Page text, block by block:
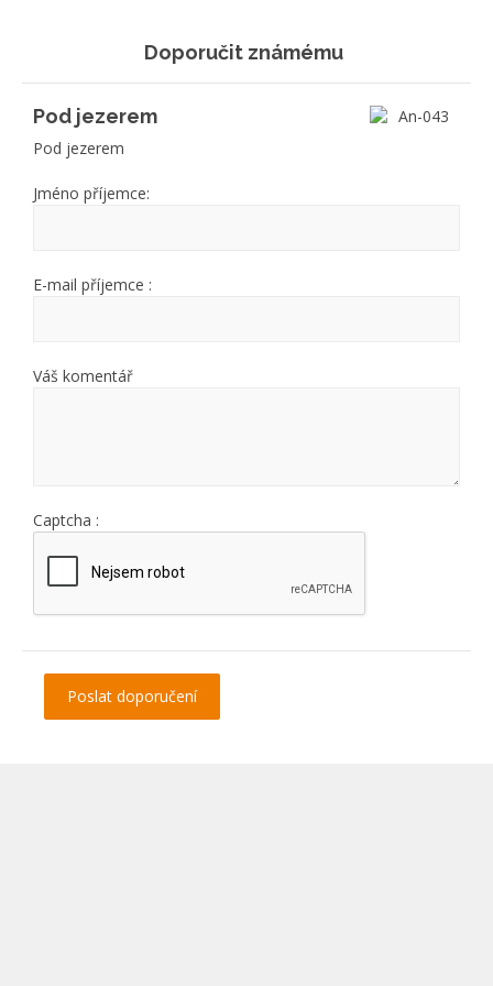
Doporučit známému
Pod jezerem
Pod jezerem
Jméno příjemce:
E-mail příjemce :
Váš komentář
Captcha :